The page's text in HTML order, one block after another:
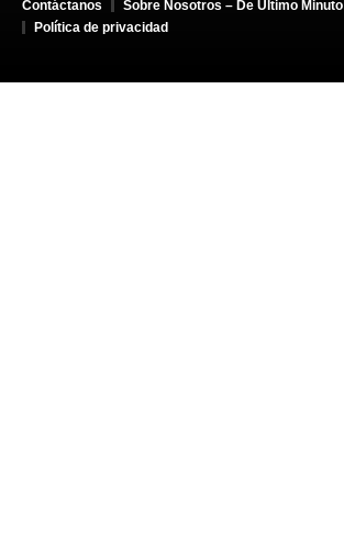
Contáctanos
Sobre Nosotros – De Último Minuto
Política de privacidad